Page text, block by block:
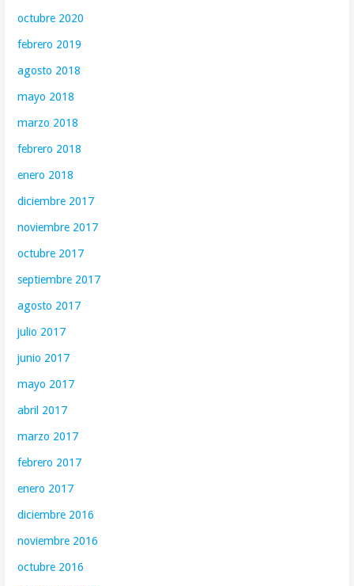
octubre 2020
febrero 2019
agosto 2018
mayo 2018
marzo 2018
febrero 2018
enero 2018
diciembre 2017
noviembre 2017
octubre 2017
septiembre 2017
agosto 2017
julio 2017
junio 2017
mayo 2017
abril 2017
marzo 2017
febrero 2017
enero 2017
diciembre 2016
noviembre 2016
octubre 2016